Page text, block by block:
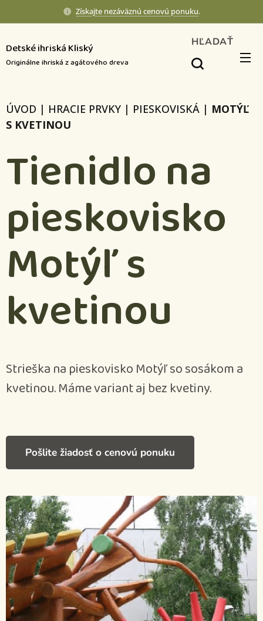
Získajte nezáväznú cenovú ponuku.
Detské ihriská Kliský
Originálne ihriská z agátového dreva
HĽADAŤ
ÚVOD | HRACIE PRVKY | PIESKOVISKÁ | MOTÝĽ
S KVETINOU
Tienidlo na
pieskovisko
Motýľ s
kvetinou
Strieška na pieskovisko Motýľ so sosákom a
kvetinou. Máme variant aj bez kvetiny.
Pošlite žiadosť o cenovú ponuku